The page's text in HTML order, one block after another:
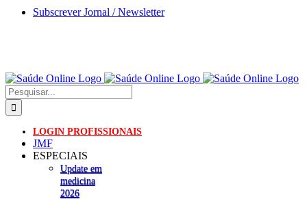
Skip
Subscrever Jornal / Newsletter
Pesquisar
LOGIN PROFISSIONAIS
JMF
ESPECIAIS
Update em
medicina
2026